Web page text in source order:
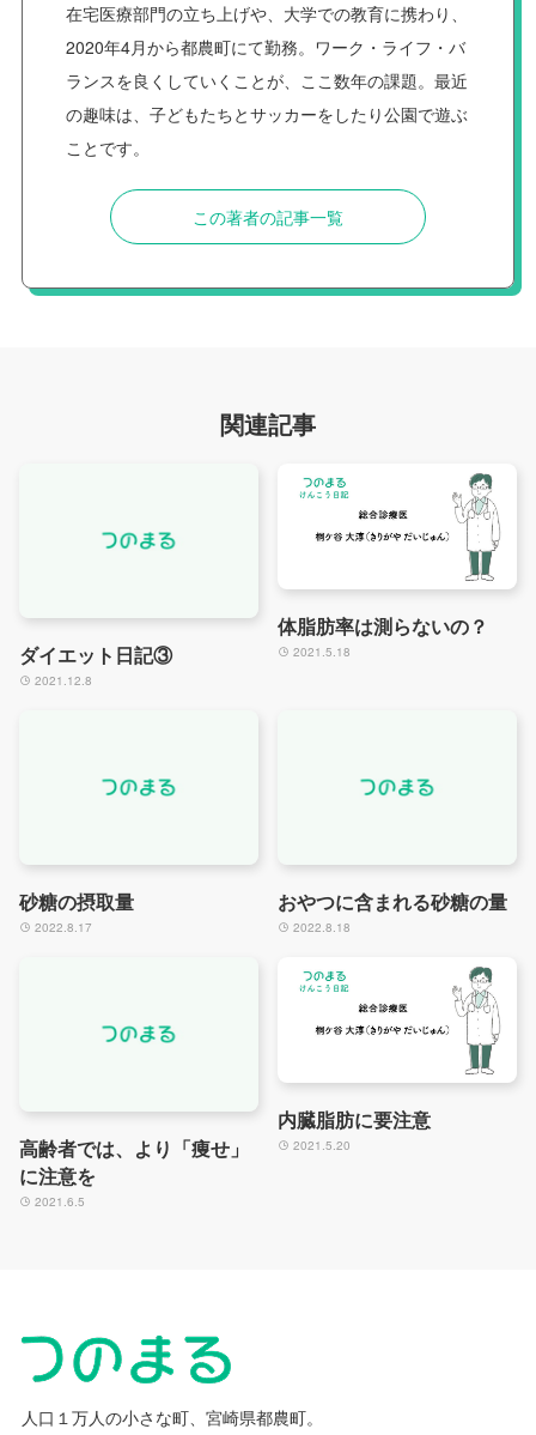
在宅医療部門の立ち上げや、大学での教育に携わり、
2020年4月から都農町にて勤務。ワーク・ライフ・バ
ランスを良くしていくことが、ここ数年の課題。最近
の趣味は、子どもたちとサッカーをしたり公園で遊ぶ
ことです。
この著者の記事一覧
関連記事
ダイエット日記③
2021.12.8
体脂肪率は測らないの？
2021.5.18
砂糖の摂取量
2022.8.17
おやつに含まれる砂糖の量
2022.8.18
高齢者では、より「痩せ」
に注意を
2021.6.5
内臓脂肪に要注意
2021.5.20
人口１万人の小さな町、宮崎県都農町。